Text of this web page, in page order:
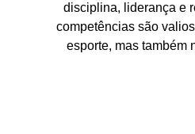
disciplina, liderança e
competências são
esporte, mas também